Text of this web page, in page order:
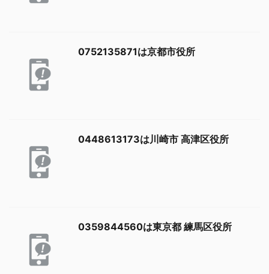
0752135871は京都市役所
0448613173は川崎市 高津区役所
0359844560は東京都 練馬区役所